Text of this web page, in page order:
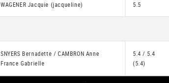
WAGENER Jacquie (jacqueline) 5.5
SNYERS Bernadette / CAMBRON Anne
France Gabrielle
5.4 / 5.4
(5.4)